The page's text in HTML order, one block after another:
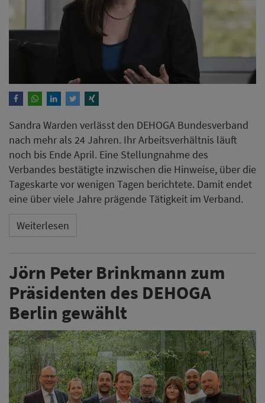
Sandra Warden verlässt den DEHOGA Bundesverband
nach mehr als 24 Jahren. Ihr Arbeitsverhältnis läuft
noch bis Ende April. Eine Stellungnahme des
Verbandes bestätigte inzwischen die Hinweise, über die
Tageskarte vor wenigen Tagen berichtete. Damit endet
eine über viele Jahre prägende Tätigkeit im Verband.
Weiterlesen
Jörn Peter Brinkmann zum
Präsidenten des DEHOGA
Berlin gewählt